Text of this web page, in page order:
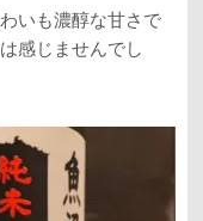
いも濃醇な甘さで
感じませんでし